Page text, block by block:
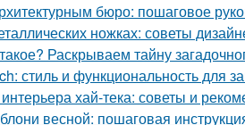
бюро: пошаговое
ножках: советы
Раскрываем тайну
стиль и функциональность для
хай-тека: советы и
весной: пошаговая